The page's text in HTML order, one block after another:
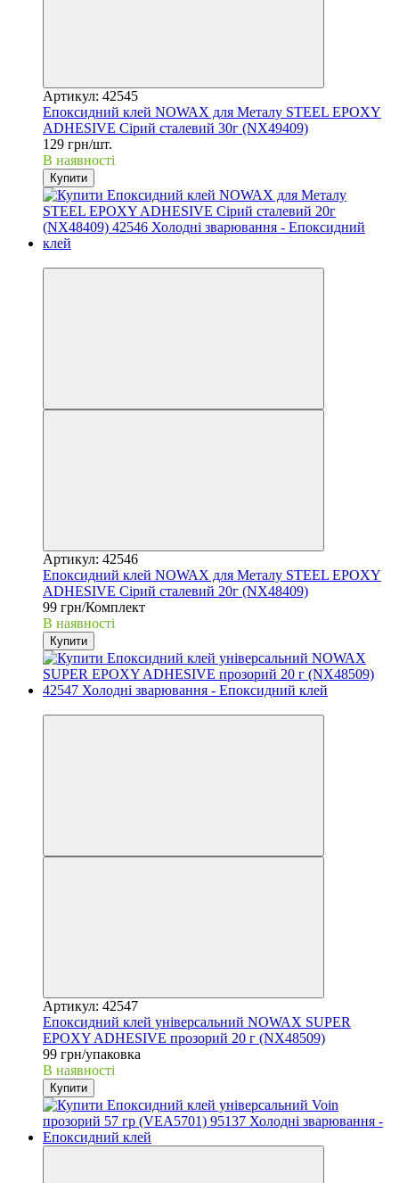
Артикул: 42545
Епоксидний клей NOWAX для Металу STEEL EPOXY
ADHESIVE Сірий сталевий 30г (NX49409)
129 грн/шт.
В наявності
Купити
Артикул: 42546
Епоксидний клей NOWAX для Металу STEEL EPOXY
ADHESIVE Сірий сталевий 20г (NX48409)
99 грн/Комплект
В наявності
Купити
Артикул: 42547
Епоксидний клей універсальний NOWAX SUPER
EPOXY ADHESIVE прозорий 20 г (NX48509)
99 грн/упаковка
В наявності
Купити